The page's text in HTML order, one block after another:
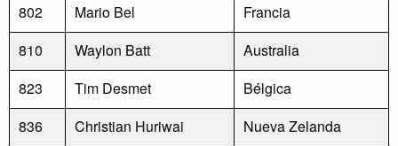
802
Mario Bel
Francia
810
Waylon Batt
Australia
823
Tim Desmet
Bélgica
836
Christian Huriwai
Nueva Zelanda